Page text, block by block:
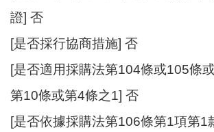
證] 否
[是否採行協商措施] 否
[是否適用採購法第104條或105條
第10條或第4條之1] 否
[是否依據採購法第106條第1項第1